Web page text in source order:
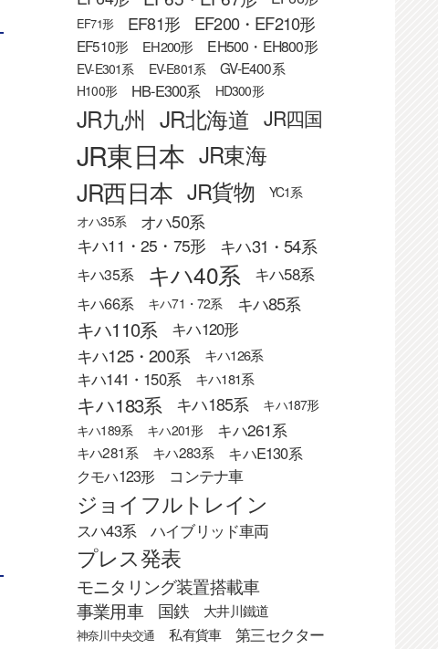
EF71形 EF81形 EF200・EF210形
EF510形 EH200形 EH500・EH800形
EV-E301系 EV-E801系 GV-E400系
H100形 HB-E300系 HD300形
JR九州 JR北海道 JR四国
JR東日本 JR東海
JR西日本 JR貨物
YC1系
オハ35系
オハ50系
キハ11・25・75形 キハ31・54系
キハ35系 キハ40系
キハ58系
キハ66系
キハ71・72系 キハ85系
キハ110系 キハ120形
キハ125・200系 キハ126系
キハ141・150系 キハ181系
キハ183系 キハ185系
キハ187形
キハ189系
キハ201形 キハ261系
キハ281系 キハ283系
キハE130系
クモハ123形
コンテナ車
ジョイフルトレイン
スハ43系 ハイブリッド車両
プレス発表
モニタリング装置搭載車
事業用車 国鉄 大井川鐵道
神奈川中央交通 私有貨車
第三セクター